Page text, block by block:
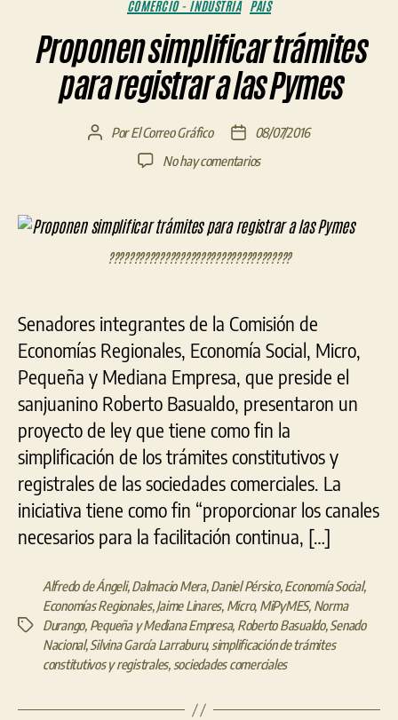
COMERCIO - INDUSTRIA PAÍS
Proponen simplificar trámites
para registrar a las Pymes
AutorPorEl Correo Gráfico
Fecha
de
08/07/2016
No hay comentariosen
trámites
para
registrar
Pymes
????????????????????????????????????
Senadores integrantes de la Comisión de
Economías Regionales, Economía Social, Micro,
Pequeña y Mediana Empresa, que preside el
sanjuanino Roberto Basualdo, presentaron un
proyecto de ley que tiene como fin la
simplificación de los trámites constitutivos y
registrales de las sociedades comerciales. La
iniciativa tiene como fin “proporcionar los canales
necesarios para la facilitación continua, […]
Etiquetas
Alfredo de Ángeli,Dalmacio Mera,Daniel Pérsico,Economía Social,
Economías Regionales,Jaime Linares, Micro, MiPyMES, Norma
Durango, Pequeña y Mediana Empresa, Roberto Basualdo,Senado
Nacional,Silvina García Larraburu, simplificación de trámites
constitutivos y registrales, sociedades comerciales